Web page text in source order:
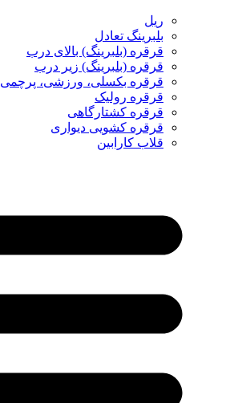
ریل
بلبرینگ تعادل
قرقره (بلبرینگ) بالای درب
قرقره (بلبرینگ) زیر درب
قرقره بکسلی، ورزشی، پرچمی
قرقره رولیک
قرقره کشتارگاهی
قرقره کشویی دیواری
قلاب کارابین